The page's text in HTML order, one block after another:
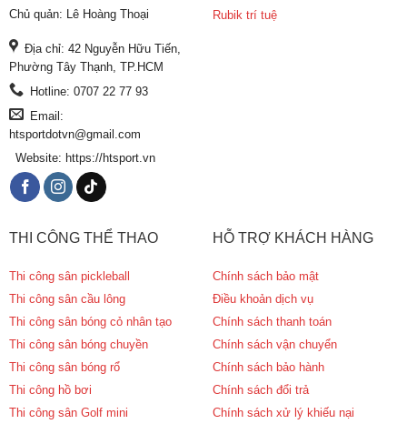
Chủ quản: Lê Hoàng Thoại
Địa chỉ: 42 Nguyễn Hữu Tiến,
Phường Tây Thạnh, TP.HCM
Hotline: 0707 22 77 93
Email:
htsportdotvn@gmail.com
Website: https://htsport.vn
Rubik trí tuệ
THI CÔNG THỂ THAO
Thi công sân pickleball
Thi công sân cầu lông
Thi công sân bóng cỏ nhân tạo
Thi công sân bóng chuyền
Thi công sân bóng rổ
Thi công hồ bơi
Thi công sân Golf mini
HỖ TRỢ KHÁCH HÀNG
Chính sách bảo mật
Điều khoản dịch vụ
Chính sách thanh toán
Chính sách vận chuyển
Chính sách bảo hành
Chính sách đổi trả
Chính sách xử lý khiếu nại